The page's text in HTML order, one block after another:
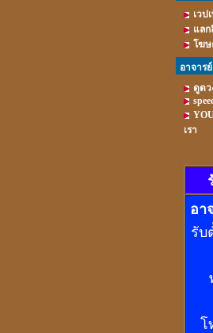
เวป
แลก
โฆ
อาจาร
ดูดว
เรา
อา
รับ
โ